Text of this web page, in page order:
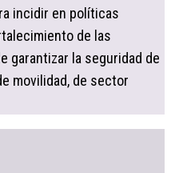
incidir en políticas
de las
garantizar la seguridad de
movilidad, de sector